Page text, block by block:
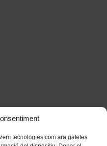
tecnologies com ara galetes